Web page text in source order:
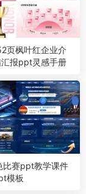
页枫叶红企业介
报ppt灵感手册
比赛ppt教学课件
模板